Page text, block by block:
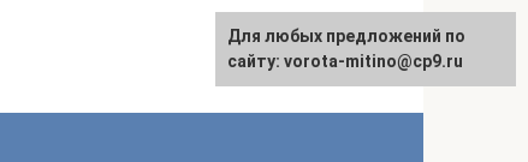
Для любых предложений по
сайту: vorota-mitino@cp9.ru